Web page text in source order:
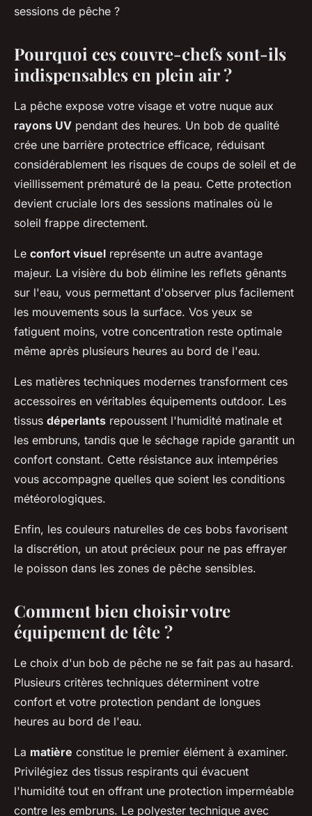
sessions de pêche ?
Pourquoi ces couvre-chefs sont-ils
indispensables en plein air ?
La pêche expose votre visage et votre nuque aux
rayons UV pendant des heures. Un bob de qualité
crée une barrière protectrice efficace, réduisant
considérablement les risques de coups de soleil et de
vieillissement prématuré de la peau. Cette protection
devient cruciale lors des sessions matinales où le
soleil frappe directement.
Le confort visuel représente un autre avantage
majeur. La visière du bob élimine les reflets gênants
sur l'eau, vous permettant d'observer plus facilement
les mouvements sous la surface. Vos yeux se
fatiguent moins, votre concentration reste optimale
même après plusieurs heures au bord de l'eau.
Les matières techniques modernes transforment ces
accessoires en véritables équipements outdoor. Les
tissus déperlants repoussent l'humidité matinale et
les embruns, tandis que le séchage rapide garantit un
confort constant. Cette résistance aux intempéries
vous accompagne quelles que soient les conditions
météorologiques.
Enfin, les couleurs naturelles de ces bobs favorisent
la discrétion, un atout précieux pour ne pas effrayer
le poisson dans les zones de pêche sensibles.
Comment bien choisir votre
équipement de tête ?
Le choix d'un bob de pêche ne se fait pas au hasard.
Plusieurs critères techniques déterminent votre
confort et votre protection pendant de longues
heures au bord de l'eau.
La matière constitue le premier élément à examiner.
Privilégiez des tissus respirants qui évacuent
l'humidité tout en offrant une protection imperméable
contre les embruns. Le polyester technique avec